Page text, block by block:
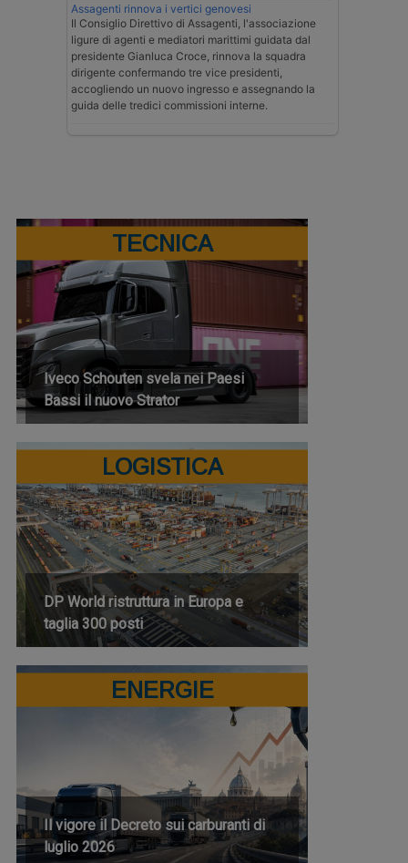
Assagenti rinnova i vertici genovesi
Il Consiglio Direttivo di Assagenti, l'associazione
ligure di agenti e mediatori marittimi guidata dal
presidente Gianluca Croce, rinnova la squadra
dirigente confermando tre vice presidenti,
accogliendo un nuovo ingresso e assegnando la
guida delle tredici commissioni interne.
TECNICA
Iveco Schouten svela nei Paesi
Bassi il nuovo Strator
LOGISTICA
DP World ristruttura in Europa e
taglia 300 posti
ENERGIE
Il vigore il Decreto sui carburanti di
luglio 2026